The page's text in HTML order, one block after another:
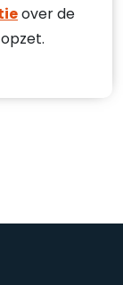
over de